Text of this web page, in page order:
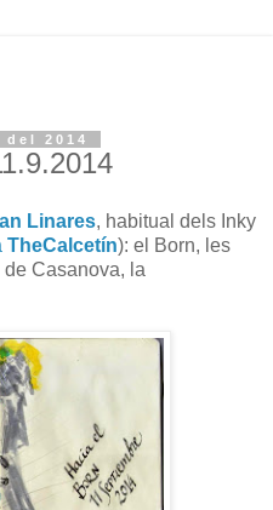
2014
Linares, habitual dels Inky
TheCalcetín): el Born, les
Casanova, la